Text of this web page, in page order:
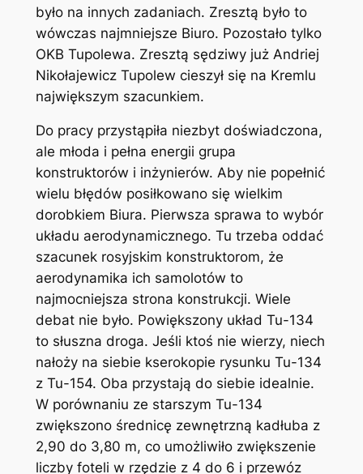
było na innych zadaniach. Zresztą było to
wówczas najmniejsze Biuro. Pozostało tylko
OKB Tupolewa. Zresztą sędziwy już Andriej
Nikołajewicz Tupolew cieszył się na Kremlu
największym szacunkiem.
Do pracy przystąpiła niezbyt doświadczona,
ale młoda i pełna energii grupa
konstruktorów i inżynierów. Aby nie popełnić
wielu błędów posiłkowano się wielkim
dorobkiem Biura. Pierwsza sprawa to wybór
układu aerodynamicznego. Tu trzeba oddać
szacunek rosyjskim konstruktorom, że
aerodynamika ich samolotów to
najmocniejsza strona konstrukcji. Wiele
debat nie było. Powiększony układ Tu-134
to słuszna droga. Jeśli ktoś nie wierzy, niech
nałoży na siebie kserokopie rysunku Tu-134
z Tu-154. Oba przystają do siebie idealnie.
W porównaniu ze starszym Tu-134
zwiększono średnicę zewnętrzną kadłuba z
2,90 do 3,80 m, co umożliwiło zwiększenie
liczby foteli w rzędzie z 4 do 6 i przewóz